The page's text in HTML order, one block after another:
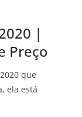
|
Preço
que
ela está